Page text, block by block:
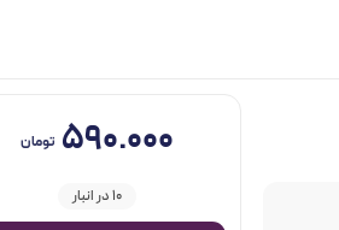
۵۹۰.۰۰۰ تومان
10 در انبار